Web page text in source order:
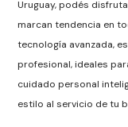
Uruguay, podés
marcan tendencia en
tecnología avanzada,
profesional, ideales
cuidado personal
estilo al servicio de tu